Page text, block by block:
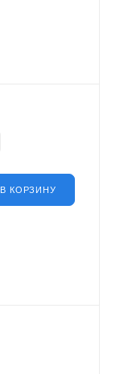
В КОРЗИНУ